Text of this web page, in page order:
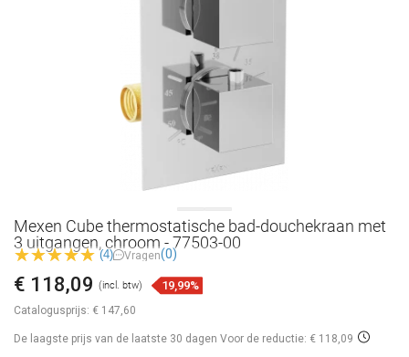
Mexen Cube thermostatische bad-douchekraan met
3 uitgangen, chroom - 77503-00
(4) Vragen(0)
Catalogusprijs: € 147,60
€ 118,09 (incl. btw) 19,99%
De laagste prijs van de laatste 30 dagen Voor de reductie: € 118,09